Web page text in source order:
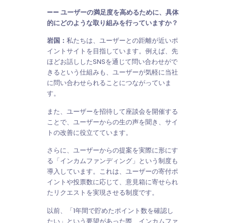
—— ユーザーの満足度を高めるために、具体
的にどのような取り組みを行っていますか？
岩国： 私たちは、ユーザーとの距離が近いポ
イントサイトを目指しています。例えば、先
ほどお話ししたSNSを通じて問い合わせがで
きるという仕組みも、ユーザーが気軽に当社
に問い合わせられることにつながっていま
す。
また、ユーザーを招待して座談会を開催する
ことで、ユーザーからの生の声を聞き、サイ
トの改善に役立てています。
さらに、ユーザーからの提案を実際に形にす
る「インカムファンディング」という制度も
導入しています。これは、ユーザーの寄付ポ
イントや投票数に応じて、意見箱に寄せられ
たリクエストを実現させる制度です。
以前、「1年間で貯めたポイント数を確認し
たい」という要望があった際、インカムファ